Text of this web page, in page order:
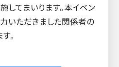
してまいります。本イベン
いただきました関係者の
。